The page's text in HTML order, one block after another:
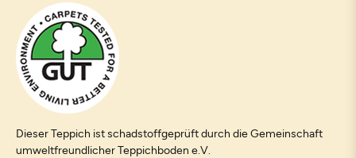
Dieser Teppich ist schadstoffgeprüft durch die Gemeinschaft
umweltfreundlicher Teppichboden e.V.